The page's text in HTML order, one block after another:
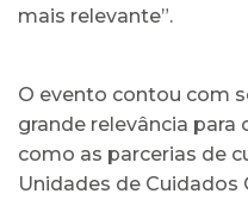
mais relevante”.
O evento contou com
grande relevância para
como as parcerias de
Unidades de